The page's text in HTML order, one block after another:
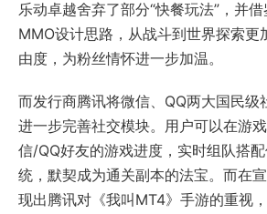
乐动卓越舍弃了部分“快餐玩法”，并
MMO设计思路，从战斗到世界探索更
由度，为粉丝情怀进一步加温。
而发行商腾讯将微信、QQ两大国民级
进一步完善社交模块。用户可以在游
信/QQ好友的游戏进度，实时组队搭
统，默契成为通关副本的法宝。而在
现出腾讯对《我叫MT4》手游的重视